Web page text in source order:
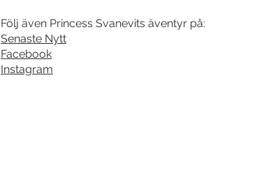
Följ även Princess Svanevits äventyr på:
Senaste Nytt
Facebook
Instagram